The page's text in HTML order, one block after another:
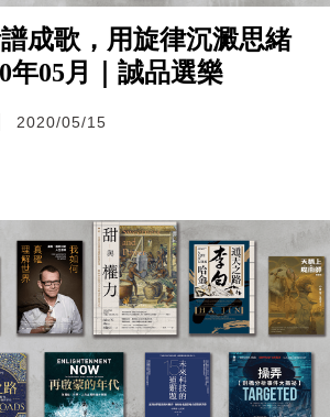
成歌，用旋律沉澱思緒
年05月｜誠品選樂
2020/05/15